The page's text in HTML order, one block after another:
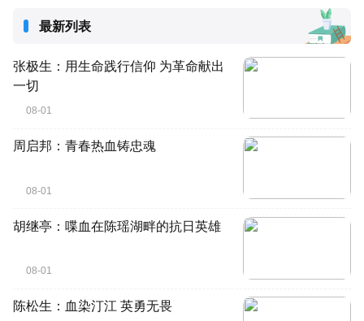
最新列表
张极生：用生命践行信仰 为革命献出
一切
08-01
周启邦：青春热血铸忠魂
08-01
胡继亭：喋血在陈瑶湖畔的抗日英雄
08-01
陈松生：血染汀江 英勇无畏